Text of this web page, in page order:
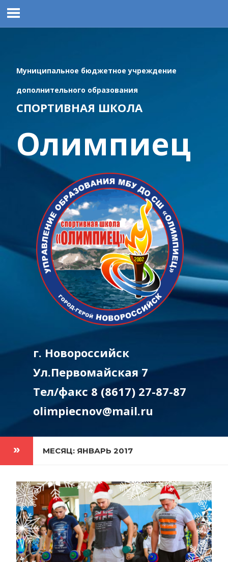
Перейти
Муниципальное бюджетное учреждение
дополнительного образования
СПОРТИВНАЯ ШКОЛА
Олимпиец
г. Новороссийск
Ул.Первомайская 7
Тел/факс 8 (8617) 27-87-87
olimpiecnov@mail.ru
МЕСЯЦ: ЯНВАРЬ 2017